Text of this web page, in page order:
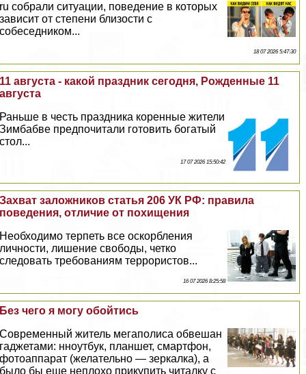
ru собрали ситуации, поведение в которых
зависит от степени близости с
собеседником...
18 07 2026 5:47:30
11 августа - какой праздник сегодня, Рожденные 11
августа
Раньше в честь праздника коренные жители
Зимбабве предпочитали готовить богатый
стол...
17 07 2026 15:50:42
Захват заложников статья 206 УК РФ: правила
поведения, отличие от похищения
Необходимо терпеть все оскорбления
личности, лишение свободы, четко
следовать требованиям террористов...
16 07 2026 8:25:58
Без чего я могу обойтись
Современный житель мегаполиса обвешан
гаджетами: нноутбук, планшет, смартфон,
фотоаппарат (желательно — зеркалка), а
было бы еще неплохо прикупить читалку с